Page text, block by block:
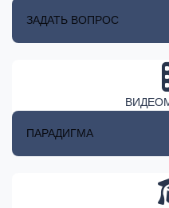
ЗАДАТЬ ВОПРОС
ПАРАДИГМА